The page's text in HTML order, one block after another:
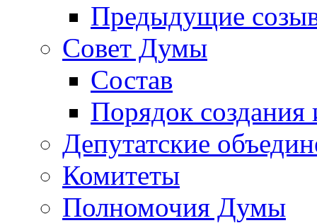
Предыдущие
Совет Думы
Состав
Порядок создания
Депутатские
Комитеты
Полномочия Думы